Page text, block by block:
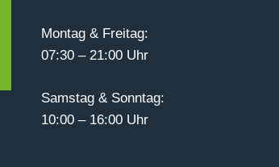
Montag & Freitag:
07:30 – 21:00 Uhr
Samstag & Sonntag:
10:00 – 16:00 Uhr